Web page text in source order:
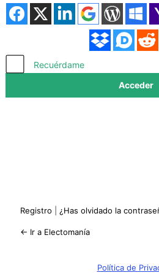
Recuérdame
Registro ¿Has olvidado la
← Ir a Electomanía
Política de